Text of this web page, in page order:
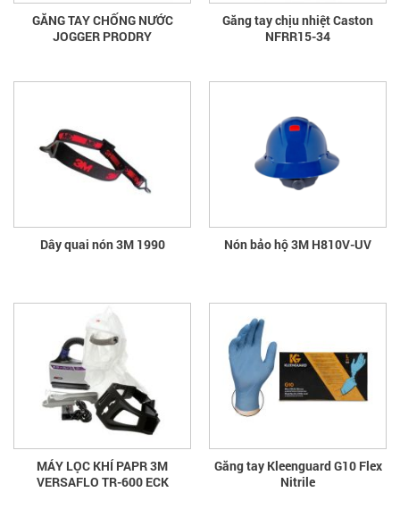
GĂNG TAY CHỐNG NƯỚC
JOGGER PRODRY
Găng tay chịu nhiệt Caston
NFRR15-34
Dây quai nón 3M 1990 Nón bảo hộ 3M H810V-UV
MÁY LỌC KHÍ PAPR 3M
VERSAFLO TR-600 ECK
Găng tay Kleenguard G10 Flex
Nitrile